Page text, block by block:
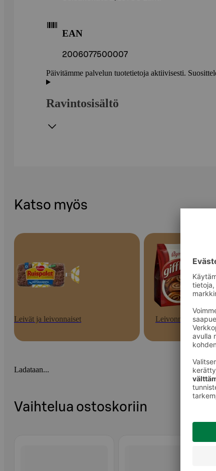
EAN
2006077500007
Päivitämme palvelun tuotetietoja aktiivisesti.
Ravintosisältö
Katso myös
Leivät ja leivonnaiset Leivonnaiset
Ladataan...
Vaihtelua ostoskoriin